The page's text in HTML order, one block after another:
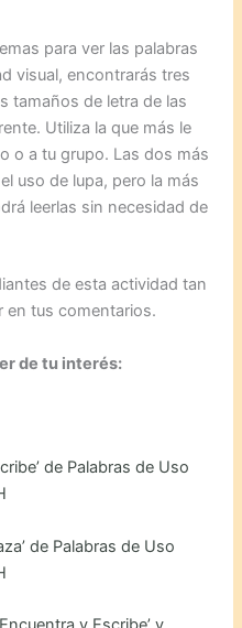
para ver las palabras
visual, encontrarás tres
tamaños de letra de las
Utiliza la que más le
o a tu grupo. Las dos más
uso de lupa, pero la más
leerlas sin necesidad de
de esta actividad tan
en tus comentarios.
de tu interés:
de Palabras de Uso
de Palabras de Uso